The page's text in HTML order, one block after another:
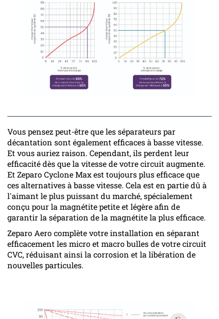
Vous pensez peut-être que les séparateurs par
décantation sont également efficaces à basse vitesse.
Et vous auriez raison. Cependant, ils perdent leur
efficacité dès que la vitesse de votre circuit augmente.
Et Zeparo Cyclone Max est toujours plus efficace que
ces alternatives à basse vitesse. Cela est en partie dû à
l'aimant le plus puissant du marché, spécialement
conçu pour la magnétite petite et légère afin de
garantir la séparation de la magnétite la plus efficace.
Zeparo Aero complète votre installation en séparant
efficacement les micro et macro bulles de votre circuit
CVC, réduisant ainsi la corrosion et la libération de
nouvelles particules.